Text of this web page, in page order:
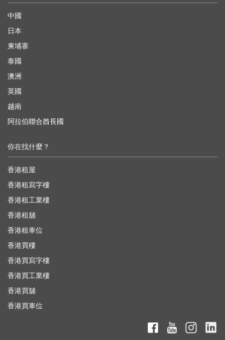
中國
日本
柬埔寨
泰國
澳洲
英國
越南
阿拉伯聯合酋長國
你在找什麼？
香港租屋
香港租寫字樓
香港租工業樓
香港租舖
香港租車位
香港買樓
香港買寫字樓
香港買工業樓
香港買舖
香港買車位